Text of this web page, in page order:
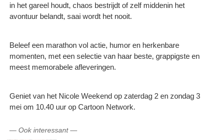
in het gareel houdt, chaos bestrijdt of zelf middenin het
avontuur belandt, saai wordt het nooit.
Beleef een marathon vol actie, humor en herkenbare
momenten, met een selectie van haar beste, grappigste en
meest memorabele afleveringen.
Geniet van het Nicole Weekend op zaterdag 2 en zondag 3
mei om 10.40 uur op Cartoon Network.
— Ook interessant—